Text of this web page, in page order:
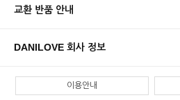
교환 반품 안내
DANILOVE 회사 정보
이용안내